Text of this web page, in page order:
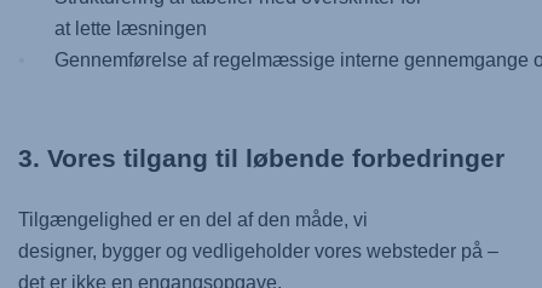
at lette læsningen
Gennemførelse af regelmæssige interne gennemgange
3. Vores tilgang til løbende forbedringer
Tilgængelighed er en del af den måde, vi
designer, bygger og vedligeholder vores websteder på –
det er ikke en engangsopgave,